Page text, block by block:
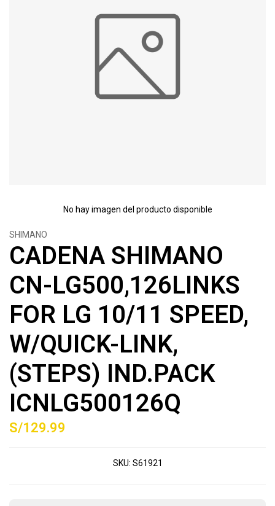
No hay imagen del producto disponible
SHIMANO
CADENA SHIMANO
CN-LG500,126LINKS
FOR LG 10/11 SPEED,
W/QUICK-LINK,
(STEPS) IND.PACK
ICNLG500126Q
S/129.99
SKU: S61921